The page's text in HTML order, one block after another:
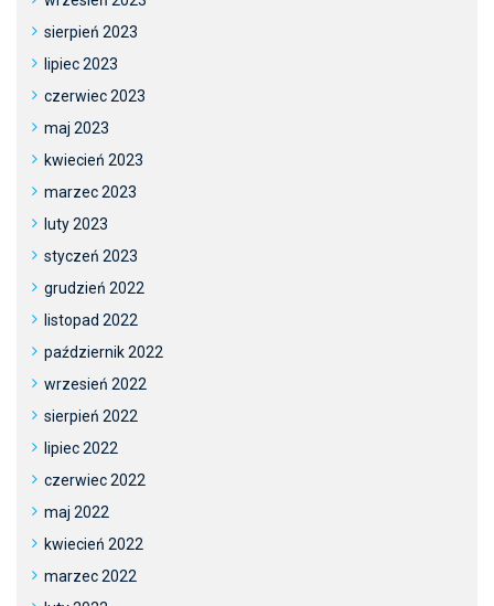
sierpień 2023
lipiec 2023
czerwiec 2023
maj 2023
kwiecień 2023
marzec 2023
luty 2023
styczeń 2023
grudzień 2022
listopad 2022
październik 2022
wrzesień 2022
sierpień 2022
lipiec 2022
czerwiec 2022
maj 2022
kwiecień 2022
marzec 2022